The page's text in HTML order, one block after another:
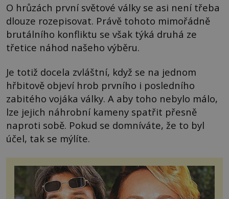
O hrůzách první světové války se asi není třeba
dlouze rozepisovat. Právě tohoto mimořádně
brutálního konfliktu se však týká druhá ze
třetice náhod našeho výběru.
Je totiž docela zvláštní, když se na jednom
hřbitově objeví hrob prvního i posledního
zabitého vojáka války. A aby toho nebylo málo,
lze jejich náhrobní kameny spatřit přesně
naproti sobě. Pokud se domníváte, že to byl
účel, tak se mýlíte.